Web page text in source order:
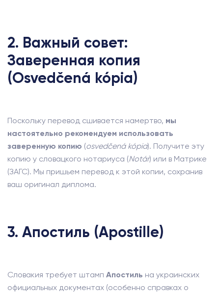
2. Важный совет:
Заверенная копия
(Osvedčená kópia)
Поскольку перевод сшивается намертво, мы
настоятельно рекомендуем использовать
заверенную копию (osvedčená kópia). Получите эту
копию у словацкого нотариуса (Notár) или в Матрике
(ЗАГС). Мы пришьем перевод к этой копии, сохранив
ваш оригинал диплома.
3. Апостиль (Apostille)
Словакия требует штамп Апостиль на украинских
официальных документах (особенно справках о